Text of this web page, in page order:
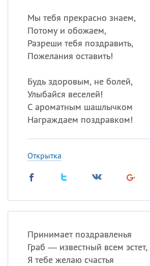
Мы тебя прекрасно знаем,
Потому и обожаем,
Разреши тебя поздравить,
Пожелания оставить!
Будь здоровым, не болей,
Улыбайся веселей!
С ароматным шашлычком
Награждаем поздравком!
Открытка
Принимает поздравленья
Граб — известный всем эстет,
Я тебе желаю счастья